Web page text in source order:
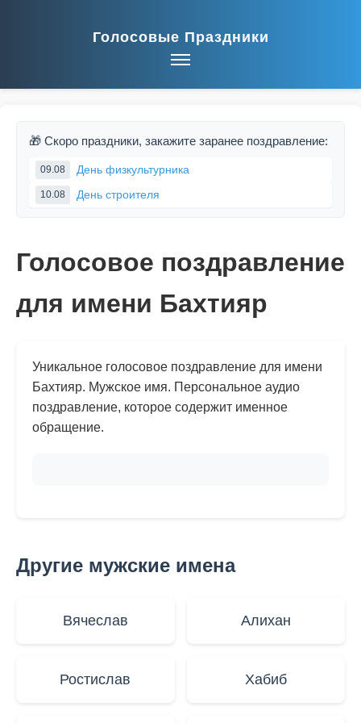
Голосовые Праздники
🎁 Скоро праздники, закажите заранее поздравление:
09.08 День физкультурника
10.08 День строителя
Голосовое поздравление
для имени Бахтияр
Уникальное голосовое поздравление для имени
Бахтияр. Мужское имя. Персональное аудио
поздравление, которое содержит именное
обращение.
Другие мужские имена
Вячеслав Алихан
Ростислав Хабиб